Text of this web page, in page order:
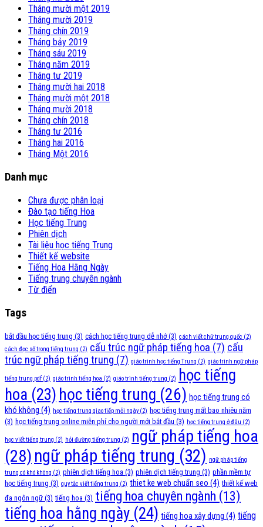
Tháng mười một 2019
Tháng mười 2019
Tháng chín 2019
Tháng bảy 2019
Tháng sáu 2019
Tháng năm 2019
Tháng tư 2019
Tháng mười hai 2018
Tháng mười một 2018
Tháng mười 2018
Tháng chín 2018
Tháng tư 2016
Tháng hai 2016
Tháng Một 2016
Danh mục
Chưa được phân loại
Đào tạo tiếng Hoa
Học tiếng Trung
Phiên dịch
Tài liệu học tiếng Trung
Thiết kế website
Tiếng Hoa Hằng Ngày
Tiếng trung chuyên ngành
Từ điển
Tags
bắt đầu học tiếng trung (3) cách học tiếng trung dễ nhớ(3) cách viết chữ trung quốc (2)
cách đọc số trong tiếng trung (2) cấu trúc ngữ pháp tiếng hoa (7) cấu
trúc ngữ pháp tiếng trung (7) giáo trình học tiếng Trung (2) giáo trình ngữ pháp
tiếng trung pdf (2) giáo trình tiếng hoa (2) giáo trình tiếng trung (2)
học tiếng
hoa (23) học tiếng trung (26) học tiếng trung có
khó không (4) học tiếng trung giao tiếp mỗi ngày(2) học tiếng trung mất bao nhiêu năm
(3) học tiếng trung online miễn phí cho người mới bắt đầu (3) học tiếng trung ở đâu (2)
học viết tiếng trung (2) hỏi đường tiếng trung (2) ngữ pháp tiếng hoa
(28) ngữ pháp tiếng trung (32) ngữ pháp tiếng
trung có khó không (2) phiên dịch tiếng hoa (3) phiên dịch tiếng trung (3) phần mềm tự
học tiếng trung (3) quy tắc viết tiếng trung (2) thiet ke web chuẩn seo (4) thiết kế web
đa ngôn ngữ (3) tiếng hoa (3) tiếng hoa chuyên ngành (13)
tiếng hoa hằng ngày (24) tiếng hoa xây dựng (4) tiếng